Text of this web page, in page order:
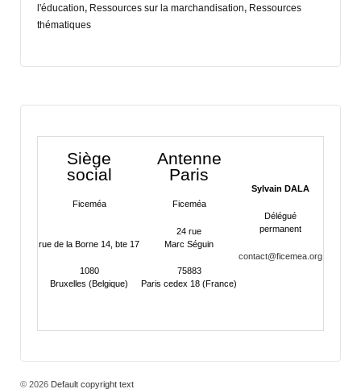
l'éducation, Ressources sur la marchandisation, Ressources
thématiques
Siège
social
Ficeméa
rue de la Borne 14, bte 17
1080
Bruxelles (Belgique)
Antenne
Paris
Ficeméa
24 rue
Marc Séguin
75883
Paris cedex 18 (France)
Sylvain DALA
Délégué
permanent
contact@ficemea.org
© 2026 Default copyright text